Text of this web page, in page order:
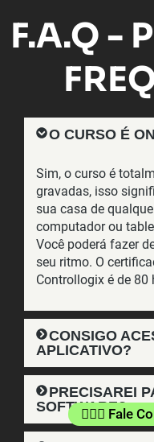
F.A.Q -
O CURSO É
Sim, o curso é
gravadas, isso
sua casa de
computador ou
Você poderá fazer
seu ritmo. O
Controllogix é de 80
CONSIGO
APLICATIVO?
PRECISAREI
SOFTWARE?
👷🏻‍♂️ Fale